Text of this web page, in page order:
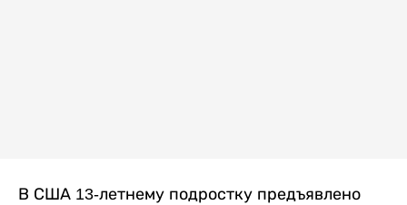
В США 13-летнему подростку предъявлено